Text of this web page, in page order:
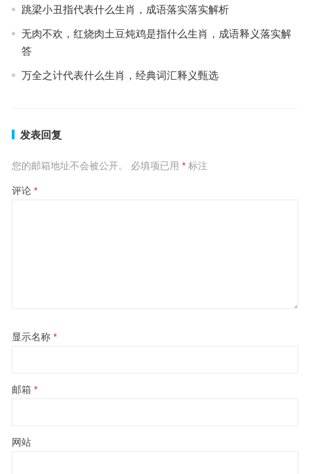
跳梁小丑指代表什么生肖，成语落实落实解析
无肉不欢，红烧肉土豆炖鸡是指什么生肖，成语释义落实解
答
万全之计代表什么生肖，经典词汇释义甄选
发表回复
您的邮箱地址不会被公开。 必填项已用 *标注
评论 *
显示名称 *
邮箱 *
网站